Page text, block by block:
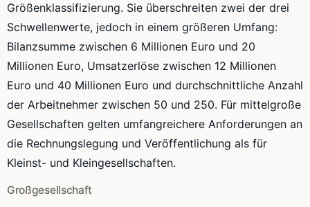
Größenklassifizierung. Sie überschreiten zwei der drei
Schwellenwerte, jedoch in einem größeren Umfang:
Bilanzsumme zwischen 6 Millionen Euro und 20
Millionen Euro, Umsatzerlöse zwischen 12 Millionen
Euro und 40 Millionen Euro und durchschnittliche Anzahl
der Arbeitnehmer zwischen 50 und 250. Für mittelgroße
Gesellschaften gelten umfangreichere Anforderungen an
die Rechnungslegung und Veröffentlichung als für
Kleinst- und Kleingesellschaften.
Großgesellschaft